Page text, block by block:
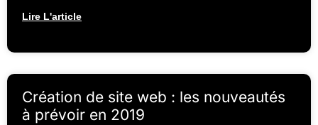
Lire L'article
Création de site web : les nouveautés
à prévoir en 2019